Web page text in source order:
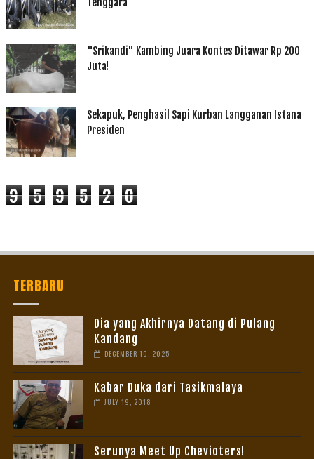
"Srikandi" Kambing Juara Kontes Ditawar Rp 200
Juta!
Sekapuk, Penghasil Sapi Kurban Langganan Istana
Presiden
9 5 9 5 2 0
TERBARU
Dia yang Akhirnya Datang di Pulang
Kandang
DECEMBER 10, 2025
Kabar Duka dari Tasikmalaya
JULY 19, 2018
Serunya Meet Up Chevioters!